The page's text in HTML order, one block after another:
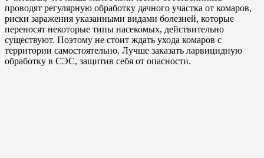
проводят регулярную обработку дачного участка от комаров,
риски заражения указанными видами болезней, которые
переносят некоторые типы насекомых, действительно
существуют. Поэтому не стоит ждать ухода комаров с
территории самостоятельно. Лучше заказать ларвицидную
обработку в СЭС, защитив себя от опасности.